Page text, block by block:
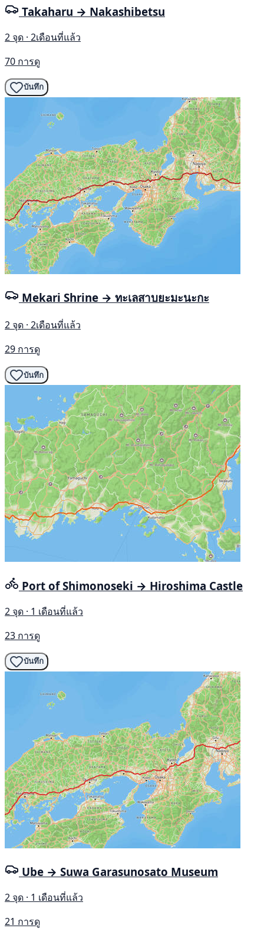
Takaharu → Nakashibetsu
2 จุด · 2เดือนที่แล้ว
70 การดู
บันทึก
Mekari Shrine → ทะเลสาบยะมะนะกะ
2 จุด · 2เดือนที่แล้ว
29 การดู
บันทึก
Port of Shimonoseki → Hiroshima Castle
2 จุด · 1 เดือนที่แล้ว
23 การดู
บันทึก
Ube → Suwa Garasunosato Museum
2 จุด · 1 เดือนที่แล้ว
21 การดู